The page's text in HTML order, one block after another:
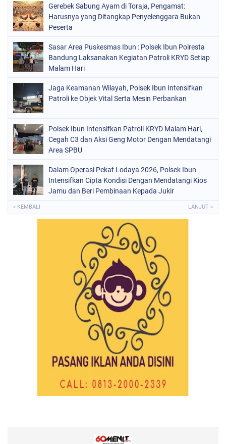
Gerebek Sabung Ayam di Toraja, Pengamat:
Harusnya yang Ditangkap Penyelenggara Bukan
Peserta
Sasar Area Puskesmas Ibun : Polsek Ibun Polresta
Bandung Laksanakan Kegiatan Patroli KRYD Setiap
Malam Hari
Jaga Keamanan Wilayah, Polsek Ibun Intensifkan
Patroli ke Objek Vital Serta Mesin Perbankan
Polsek Ibun Intensifkan Patroli KRYD Malam Hari,
Cegah C3 dan Aksi Geng Motor Dengan Mendatangi
Area SPBU
Dalam Operasi Pekat Lodaya 2026, Polsek Ibun
Intensifkan Cipta Kondisi Dengan Mendatangi Kios
Jamu dan Beri Pembinaan Kepada Jukir
« KEMBALI LANJUT »